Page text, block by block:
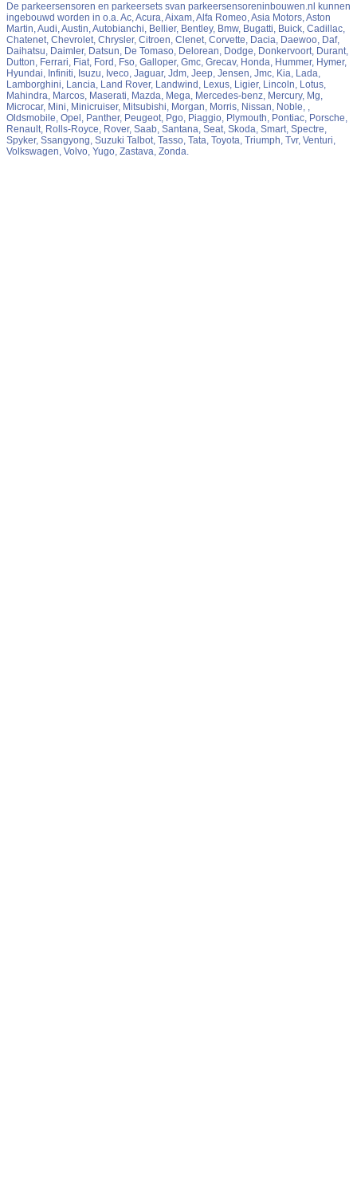
De parkeersensoren en parkeersets svan parkeersensoreninbouwen.nl kunnen
ingebouwd worden in o.a. Ac, Acura, Aixam, Alfa Romeo, Asia Motors, Aston
Martin, Audi, Austin, Autobianchi, Bellier, Bentley, Bmw, Bugatti, Buick, Cadillac,
Chatenet, Chevrolet, Chrysler, Citroen, Clenet, Corvette, Dacia, Daewoo, Daf,
Daihatsu, Daimler, Datsun, De Tomaso, Delorean, Dodge, Donkervoort, Durant,
Dutton, Ferrari, Fiat, Ford, Fso, Galloper, Gmc, Grecav, Honda, Hummer, Hymer,
Hyundai, Infiniti, Isuzu, Iveco, Jaguar, Jdm, Jeep, Jensen, Jmc, Kia, Lada,
Lamborghini, Lancia, Land Rover, Landwind, Lexus, Ligier, Lincoln, Lotus,
Mahindra, Marcos, Maserati, Mazda, Mega, Mercedes-benz, Mercury, Mg,
Microcar, Mini, Minicruiser, Mitsubishi, Morgan, Morris, Nissan, Noble, ,
Oldsmobile, Opel, Panther, Peugeot, Pgo, Piaggio, Plymouth, Pontiac, Porsche,
Renault, Rolls-Royce, Rover, Saab, Santana, Seat, Skoda, Smart, Spectre,
Spyker, Ssangyong, Suzuki Talbot, Tasso, Tata, Toyota, Triumph, Tvr, Venturi,
Volkswagen, Volvo, Yugo, Zastava, Zonda.